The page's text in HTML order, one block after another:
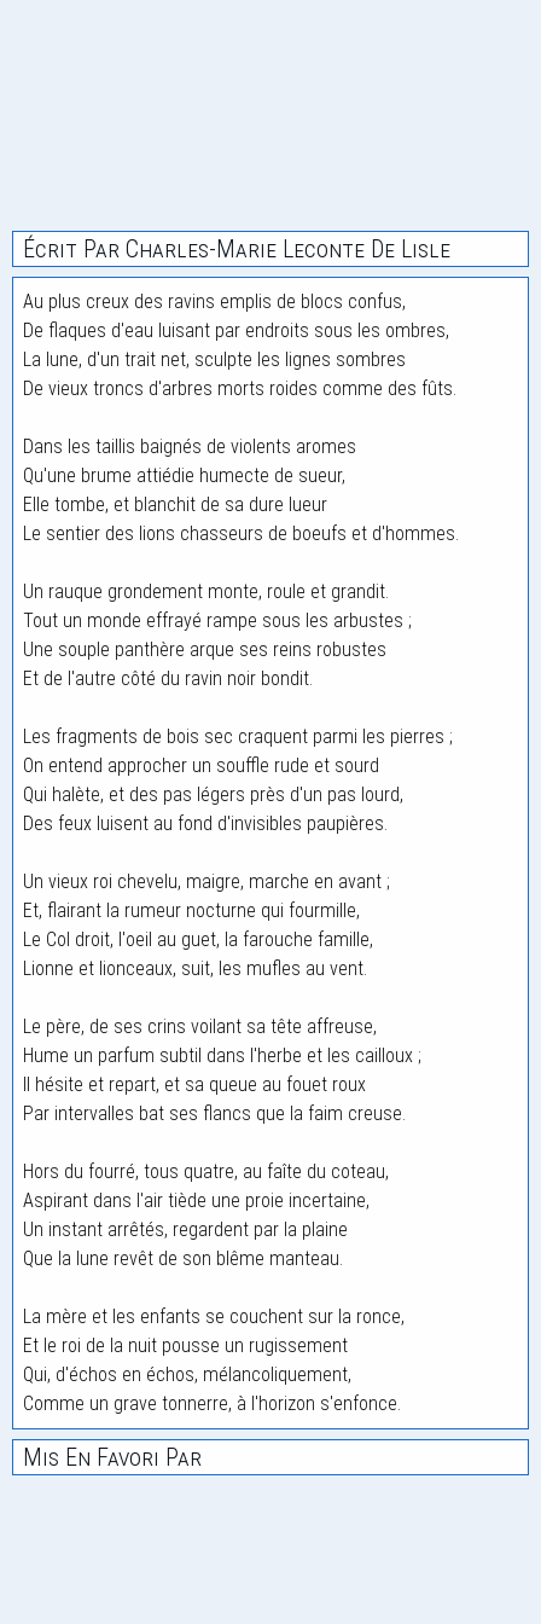
Écrit Par Charles-Marie Leconte De Lisle
Au plus creux des ravins emplis de blocs confus,
De flaques d'eau luisant par endroits sous les ombres,
La lune, d'un trait net, sculpte les lignes sombres
De vieux troncs d'arbres morts roides comme des fûts.
Dans les taillis baignés de violents aromes
Qu'une brume attiédie humecte de sueur,
Elle tombe, et blanchit de sa dure lueur
Le sentier des lions chasseurs de boeufs et d'hommes.
Un rauque grondement monte, roule et grandit.
Tout un monde effrayé rampe sous les arbustes ;
Une souple panthère arque ses reins robustes
Et de l'autre côté du ravin noir bondit.
Les fragments de bois sec craquent parmi les pierres ;
On entend approcher un souffle rude et sourd
Qui halète, et des pas légers près d'un pas lourd,
Des feux luisent au fond d'invisibles paupières.
Un vieux roi chevelu, maigre, marche en avant ;
Et, flairant la rumeur nocturne qui fourmille,
Le Col droit, l'oeil au guet, la farouche famille,
Lionne et lionceaux, suit, les mufles au vent.
Le père, de ses crins voilant sa tête affreuse,
Hume un parfum subtil dans l'herbe et les cailloux ;
Il hésite et repart, et sa queue au fouet roux
Par intervalles bat ses flancs que la faim creuse.
Hors du fourré, tous quatre, au faîte du coteau,
Aspirant dans l'air tiède une proie incertaine,
Un instant arrêtés, regardent par la plaine
Que la lune revêt de son blême manteau.
La mère et les enfants se couchent sur la ronce,
Et le roi de la nuit pousse un rugissement
Qui, d'échos en échos, mélancoliquement,
Comme un grave tonnerre, à l'horizon s'enfonce.
Mis En Favori Par